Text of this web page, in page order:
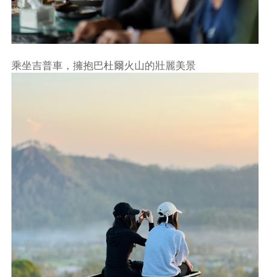
乘坐吉普車，擁抱巴杜爾火山的壯麗美景